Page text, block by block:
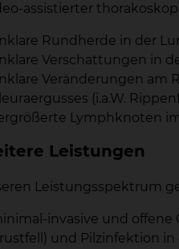
assistierter
Rundherde in der
Verschattungen in
Veränderungen am
(i.a.W.
Lymphknoten
Leistungen
Leistungsspektrum
invasive und
und Pilzinfektion in